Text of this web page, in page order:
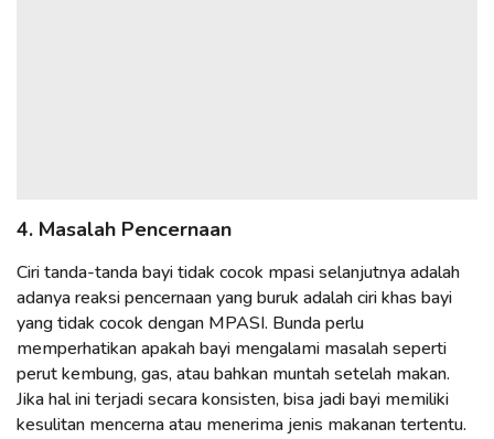
4. Masalah Pencernaan
Ciri tanda-tanda bayi tidak cocok mpasi selanjutnya adalah
adanya reaksi pencernaan yang buruk adalah ciri khas bayi
yang tidak cocok dengan MPASI. Bunda perlu
memperhatikan apakah bayi mengalami masalah seperti
perut kembung, gas, atau bahkan muntah setelah makan.
Jika hal ini terjadi secara konsisten, bisa jadi bayi memiliki
kesulitan mencerna atau menerima jenis makanan tertentu.